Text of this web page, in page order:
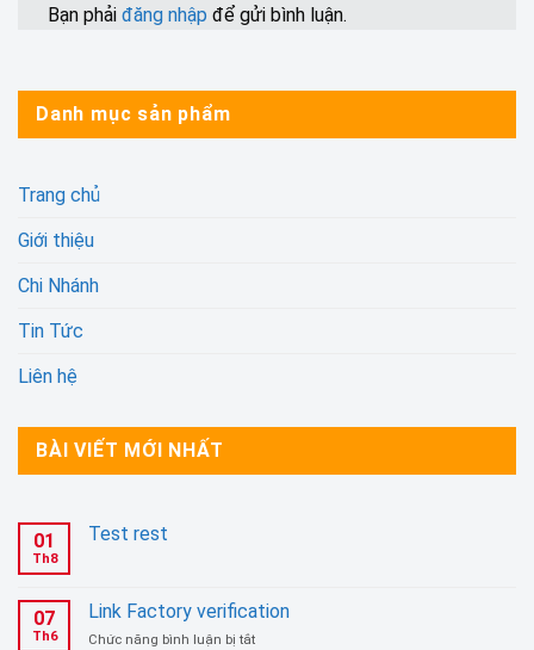
Bạn phải đăng nhập để gửi bình luận.
Danh mục sản phẩm
Trang chủ
Giới thiệu
Chi Nhánh
Tin Tức
Liên hệ
BÀI VIẾT MỚI NHẤT
01
Th8
Test rest
07
Th6
Link Factory verification
Chức năng bình luận bị tắtở